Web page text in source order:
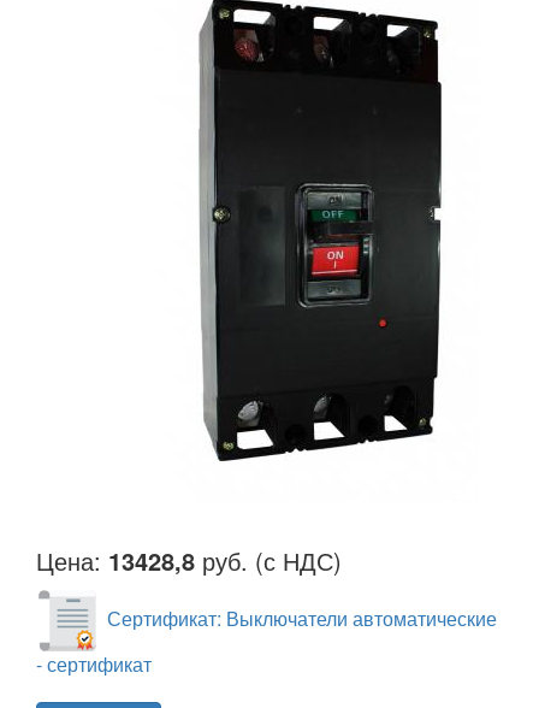
Цена: 13428,8 руб. (с НДС)
Сертификат: Выключатели автоматические
- сертификат